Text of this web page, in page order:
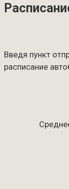
Введя пункт
расписание